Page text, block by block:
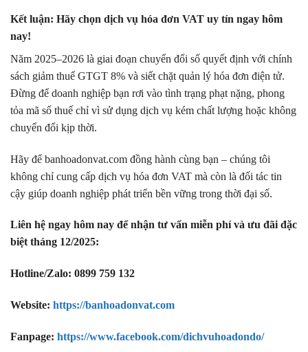
Kết luận: Hãy chọn dịch vụ hóa đơn VAT uy tín ngay hôm
nay!
Năm 2025–2026 là giai đoạn chuyển đổi số quyết định với chính
sách giảm thuế GTGT 8% và siết chặt quản lý hóa đơn điện tử.
Đừng để doanh nghiệp bạn rơi vào tình trạng phạt nặng, phong
tỏa mã số thuế chỉ vì sử dụng dịch vụ kém chất lượng hoặc không
chuyển đổi kịp thời.
Hãy để banhoadonvat.com đồng hành cùng bạn – chúng tôi
không chỉ cung cấp dịch vụ hóa đơn VAT mà còn là đối tác tin
cậy giúp doanh nghiệp phát triển bền vững trong thời đại số.
Liên hệ ngay hôm nay để nhận tư vấn miễn phí và ưu đãi đặc
biệt tháng 12/2025:
Hotline/Zalo: 0899 759 132
Website: https://banhoadonvat.com
Fanpage: https://www.facebook.com/dichvuhoadondo/